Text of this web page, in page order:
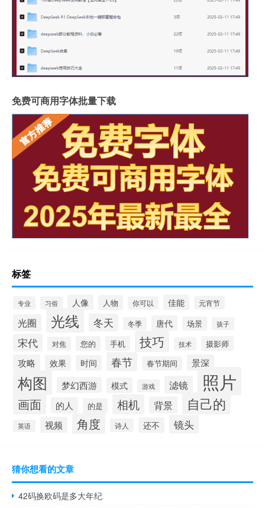
免费可商用字体批量下载
标签
专业 习俗 人像 人物 你可以 佳能 元宵节
光圈 光线 冬天 冬季 唐代 场景 孩子
宋代 对焦 您的 手机 技巧 技术 摄影师
攻略 效果 时间 春节 春节期间 景深
构图 梦幻西游 模式 游戏 滤镜 照片
画面 的人 的是 相机 背景 自己的
英语 视频 角度 诗人 还不 镜头
猜你想看的文章
42码换欧码是多大年纪